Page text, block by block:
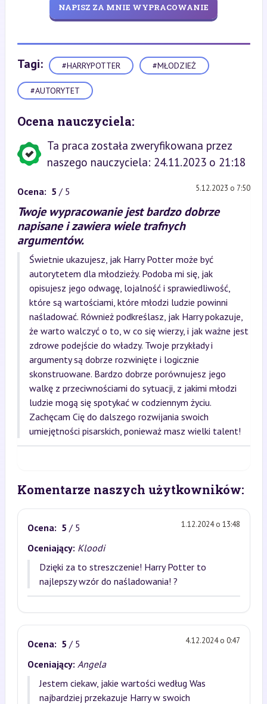
NAPISZ ZA MNIE WYPRACOWANIE
Tagi: #HARRYPOTTER #MŁODZIEŻ
#AUTORYTET
Ocena nauczyciela:
Ta praca została zweryfikowana przez
naszego nauczyciela: 24.11.2023 o 21:18
Ocena: 5 / 5 5.12.2023 o 7:50
Twoje wypracowanie jest bardzo dobrze
napisane i zawiera wiele trafnych
argumentów.
Świetnie ukazujesz, jak Harry Potter może być
autorytetem dla młodzieży. Podoba mi się, jak
opisujesz jego odwagę, lojalność i sprawiedliwość,
które są wartościami, które młodzi ludzie powinni
naśladować. Również podkreślasz, jak Harry pokazuje,
że warto walczyć o to, w co się wierzy, i jak ważne jest
zdrowe podejście do władzy. Twoje przykłady i
argumenty są dobrze rozwinięte i logicznie
skonstruowane. Bardzo dobrze porównujesz jego
walkę z przeciwnościami do sytuacji, z jakimi młodzi
ludzie mogą się spotykać w codziennym życiu.
Zachęcam Cię do dalszego rozwijania swoich
umiejętności pisarskich, ponieważ masz wielki talent!
Komentarze naszych użytkowników:
Ocena: 5 / 5 1.12.2024 o 13:48
Oceniający: Kloodi
Dzięki za to streszczenie! Harry Potter to
najlepszy wzór do naśladowania! ?
Ocena: 5 / 5 4.12.2024 o 0:47
Oceniający: Angela
Jestem ciekaw, jakie wartości według Was
najbardziej przekazuje Harry w swoich